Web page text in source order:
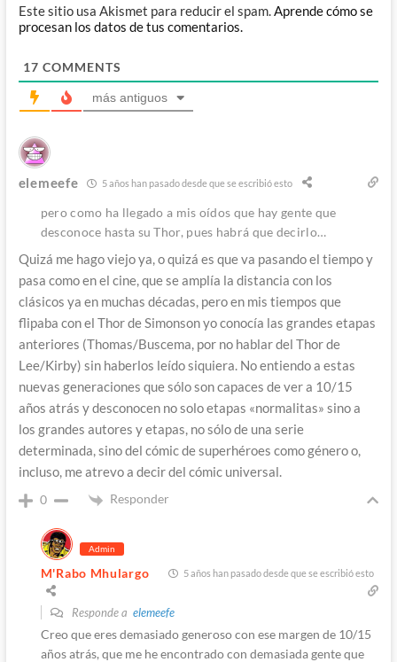
Este sitio usa Akismet para reducir el spam.Aprende cómo se
procesan los datos de tus comentarios.
17 COMMENTS
más antiguos
elemeefe 5 años han pasado desde que se escribió esto
pero como ha llegado a mis oídos que hay gente que
desconoce hasta su Thor, pues habrá que decirlo…
Quizá me hago viejo ya, o quizá es que va pasando el tiempo y
pasa como en el cine, que se amplía la distancia con los
clásicos ya en muchas décadas, pero en mis tiempos que
flipaba con el Thor de Simonson yo conocía las grandes etapas
anteriores (Thomas/Buscema, por no hablar del Thor de
Lee/Kirby) sin haberlos leído siquiera. No entiendo a estas
nuevas generaciones que sólo son capaces de ver a 10/15
años atrás y desconocen no solo etapas «normalitas» sino a
los grandes autores y etapas, no sólo de una serie
determinada, sino del cómic de superhéroes como género o,
incluso, me atrevo a decir del cómic universal.
0 Responder
Admin
M'Rabo Mhulargo 5 años han pasado desde que se escribió esto
Responde a elemeefe
Creo que eres demasiado generoso con ese margen de 10/15
años atrás, que me he encontrado con demasiada gente que